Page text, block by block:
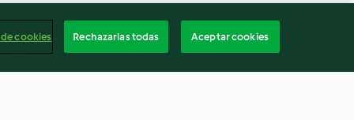
cookies Rechazarlas todas Aceptar cookies